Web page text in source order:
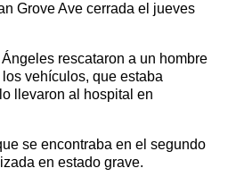
Grove Ave cerrada el jueves
rescataron a un hombre
vehículos, que estaba
llevaron al hospital en
se encontraba en el segundo
en estado grave.